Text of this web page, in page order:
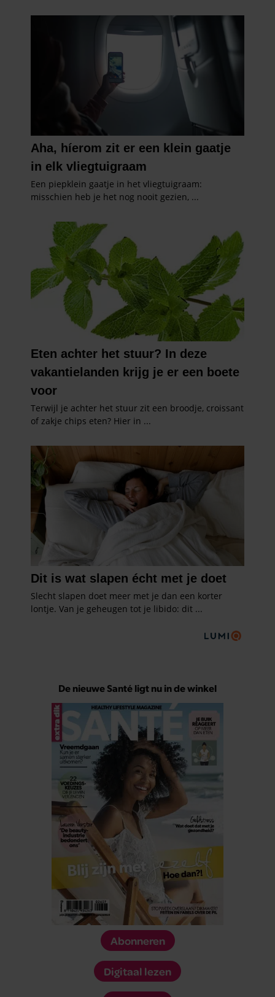
De nieuwe Santé ligt nu in de winkel
Abonneren
Digitaal lezen